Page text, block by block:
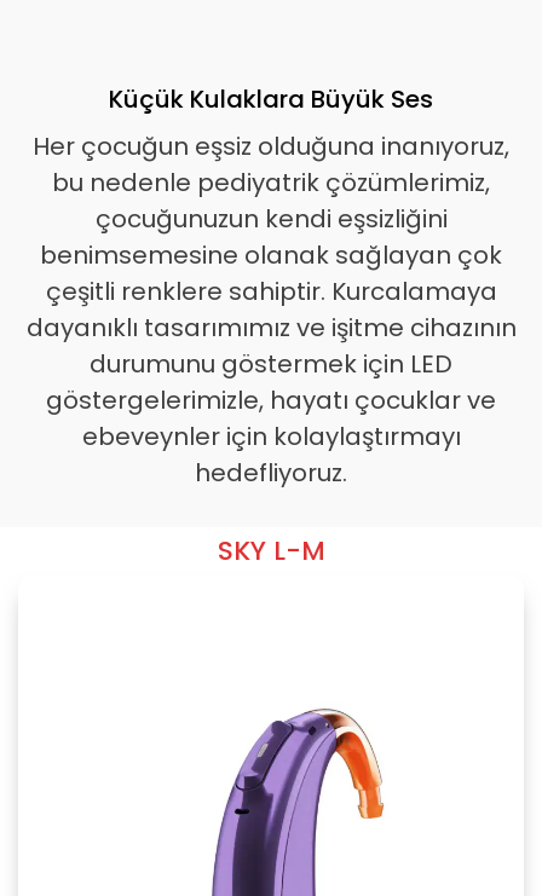
Küçük Kulaklara Büyük Ses
Her çocuğun eşsiz olduğuna inanıyoruz,
bu nedenle pediyatrik çözümlerimiz,
çocuğunuzun kendi eşsizliğini
benimsemesine olanak sağlayan çok
çeşitli renklere sahiptir. Kurcalamaya
dayanıklı tasarımımız ve işitme cihazının
durumunu göstermek için LED
göstergelerimizle, hayatı çocuklar ve
ebeveynler için kolaylaştırmayı
hedefliyoruz.
SKY L-M